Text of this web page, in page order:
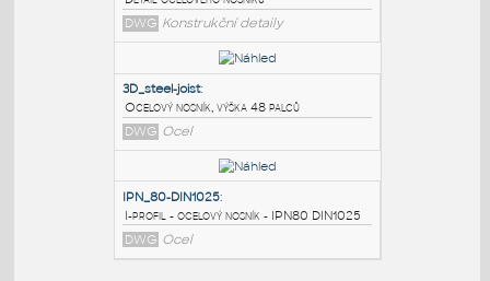
CHS:
Potrubí řez, dyn.blok
DWG Potrubí
Steel Truss Detail:
Detail ocelového nosníku
DWG Konstrukční detaily